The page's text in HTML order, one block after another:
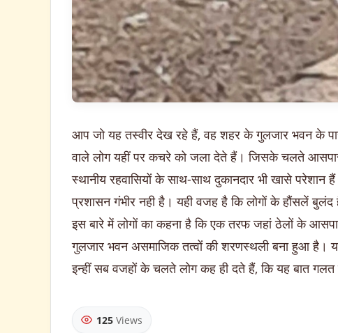
आप जो यह तस्वीर देख रहे हैं, वह शहर के गुलजार भवन के
वाले लोग यहीं पर कचरे को जला देते हैं। जिसके चलते
स्थानीय रहवासियों के साथ-साथ दुकानदार भी खासे
प्रशासन गंभीर नही है। यही वजह है कि लोगों के हौंसलें
इस बारे में लोगों का कहना है कि एक तरफ जहां ठेलों के
गुलजार भवन असमाजिक तत्वों की शरणस्थली बना हुआ है।
इन्हीं सब वजहों के चलते लोग कह ही दते हैं, कि यह बात गलत
125 Views